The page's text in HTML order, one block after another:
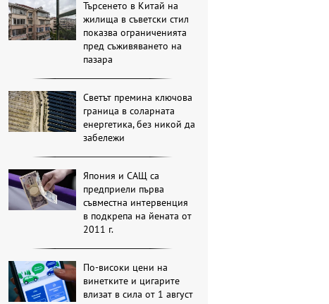
Търсенето в Китай на
жилища в съветски стил
показва ограниченията
пред съживяването на
пазара
Светът премина ключова
граница в соларната
енергетика, без никой да
забележи
Япония и САЩ са
предприели първа
съвместна интервенция
в подкрепа на йената от
2011 г.
По-високи цени на
винетките и цигарите
влизат в сила от 1 август